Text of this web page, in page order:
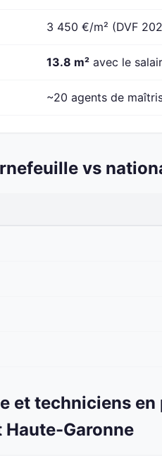
3 450 €/m² (DVF
13.8 m² avec le
~20 agents de
vs
et techniciens
Garonne